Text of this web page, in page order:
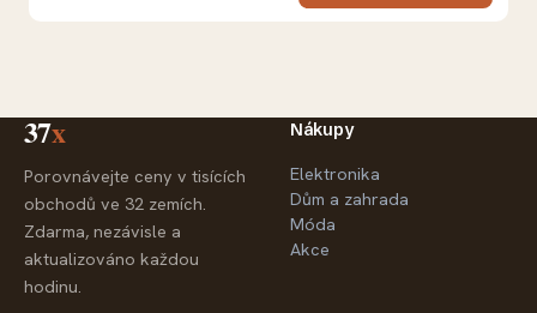
37x
Porovnávejte ceny v tisících
obchodů ve 32 zemích.
Zdarma, nezávisle a
aktualizováno každou
hodinu.
Nákupy
Elektronika
Dům a zahrada
Móda
Akce